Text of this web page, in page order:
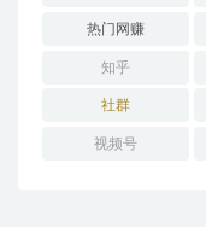
热门网赚
知乎
社群
视频号